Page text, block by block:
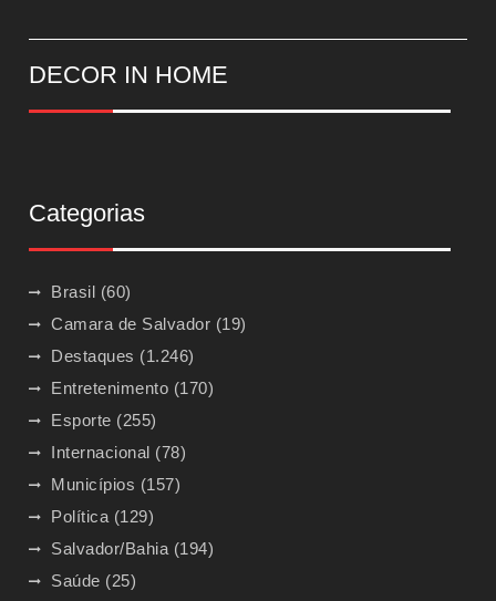
DECOR IN HOME
Categorias
Brasil (60)
Camara de Salvador (19)
Destaques (1.246)
Entretenimento (170)
Esporte (255)
Internacional (78)
Municípios (157)
Política (129)
Salvador/Bahia (194)
Saúde (25)